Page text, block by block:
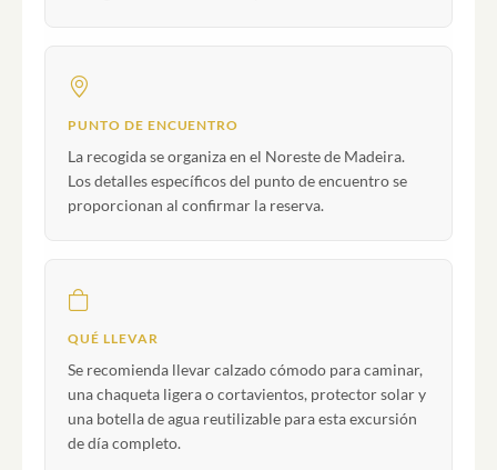
PUNTO DE ENCUENTRO
La recogida se organiza en el Noreste de Madeira.
Los detalles específicos del punto de encuentro se
proporcionan al confirmar la reserva.
QUÉ LLEVAR
Se recomienda llevar calzado cómodo para caminar,
una chaqueta ligera o cortavientos, protector solar y
una botella de agua reutilizable para esta excursión
de día completo.